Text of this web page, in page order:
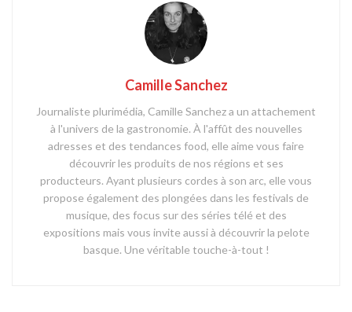
Camille Sanchez
Journaliste plurimédia, Camille Sanchez a un attachement
à l'univers de la gastronomie. À l'affût des nouvelles
adresses et des tendances food, elle aime vous faire
découvrir les produits de nos régions et ses
producteurs. Ayant plusieurs cordes à son arc, elle vous
propose également des plongées dans les festivals de
musique, des focus sur des séries télé et des
expositions mais vous invite aussi à découvrir la pelote
basque. Une véritable touche-à-tout !